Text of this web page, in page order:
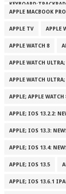
APPLE MACBOOK
APPLE TV APPLE
APPLE WATCH 8
APPLE WATCH
APPLE WATCH
APPLE; APPLE WATCH
APPLE; IOS 13.2.2:
APPLE; IOS 13.3:
APPLE; IOS 13.4:
APPLE; IOS 13.5
APPLE; IOS 13.6.1